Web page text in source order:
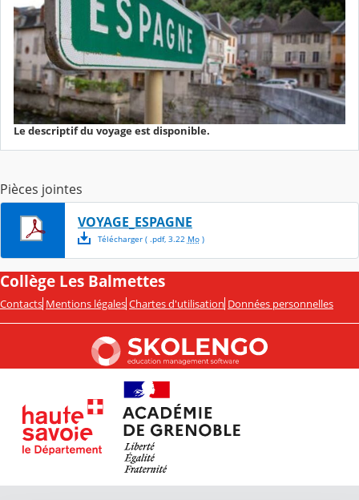
Le descriptif du voyage est disponible.
Pièces jointes
VOYAGE_ESPAGNE
Télécharger( .pdf, 3.22 Mo)
Collège Les Balmettes
Contacts Mentions légales Chartes d'utilisation Données personnelles